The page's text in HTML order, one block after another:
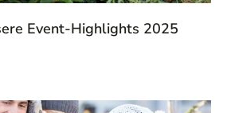
Event-Highlights 2025